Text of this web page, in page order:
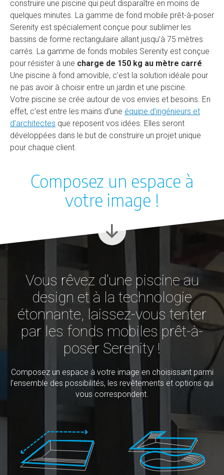
construire une piscine qui peut disparaître en moins de
quelques minutes. La gamme de fond mobile prêt-à-poser
Serenity est spécialement conçue pour sublimer les
bassins de forme rectangulaire allant jusqu’à 75 mètres
carrés. La gamme de fonds mobiles Serenity est conçue
pour résister à une charge de 150 kg au mètre carré.
Une piscine à fond amovible, c’est la solution idéale pour
ne pas avoir à choisir entre un jardin et une piscine.
Votre piscine se crée autour de vos envies et besoins. En
effet, c’est entre les mains d’une équipe d’ingénieurs et
d’architectes que reposent vos idées. Elles seront
développées dans le but de construire un projet unique
pour chaque client.
Composez un espace à
votre image !
Vous rêvez d’une piscine au
design et à la technologie
étonnante, laissez-vous tenter
par les fonds mobiles prêt-à-
poser Serenity !
Composez un espace à votre image en choisissant parmi
l’ensemble des possibilités, les revêtements et options qui
vous correspondent.